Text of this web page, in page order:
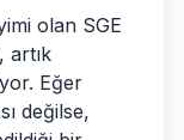
olan SGE
artık
Eğer
değilse,